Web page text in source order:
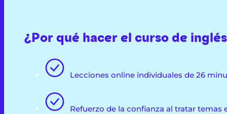
¿Por qué hacer el curso de
Lecciones online individuales de 26
Refuerzo de la confianza al tratar temas